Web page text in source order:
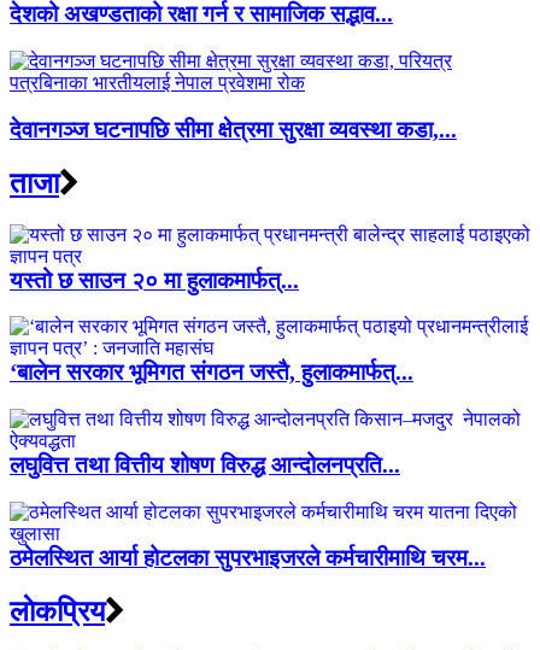
देशको अखण्डताको रक्षा गर्न र सामाजिक सद्भाव...
देवानगञ्ज घटनापछि सीमा क्षेत्रमा सुरक्षा व्यवस्था कडा,...
ताजा
यस्तो छ साउन २० मा हुलाकमार्फत्...
‘बालेन सरकार भूमिगत संगठन जस्तै, हुलाकमार्फत्...
लघुवित्त तथा वित्तीय शोषण विरुद्ध आन्दोलनप्रति...
ठमेलस्थित आर्या होटलका सुपरभाइजरले कर्मचारीमाथि चरम...
लाेकप्रिय